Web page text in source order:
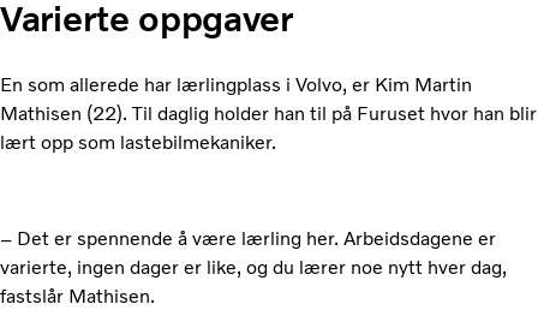
Varierte oppgaver
En som allerede har lærlingplass i Volvo, er Kim Martin
Mathisen (22). Til daglig holder han til på Furuset hvor han blir
lært opp som lastebilmekaniker.
– Det er spennende å være lærling her. Arbeidsdagene er
varierte, ingen dager er like, og du lærer noe nytt hver dag,
fastslår Mathisen.